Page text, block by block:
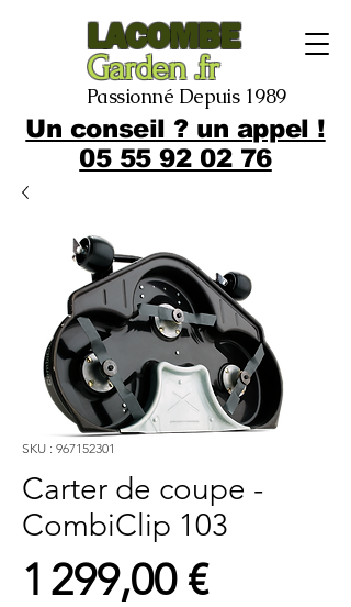
LACOMBE
Garden .fr
Passionné Depuis 1989
Un conseil ? un appel !
05 55 92 02 76
SKU : 967152301
Carter de coupe -
CombiClip 103
1 299,00 €Prix